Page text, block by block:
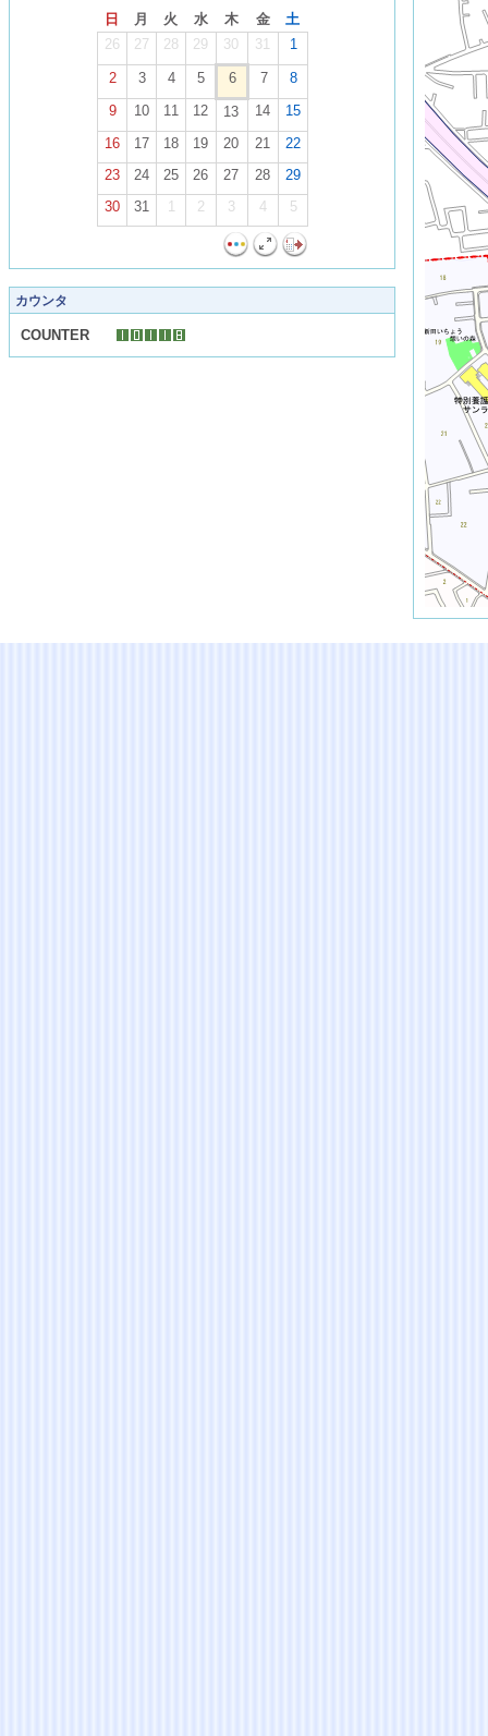
日 月 火 水 木 金
土
26
27 28 29 30 31 1
2 3 4 5 6 7
8
9
10 11 12 13 14
15
16
17 18 19 20 21
22
23
24 25 26 27 28
29
30
31 1 2 3 4 5
カウンタ
COUNTER